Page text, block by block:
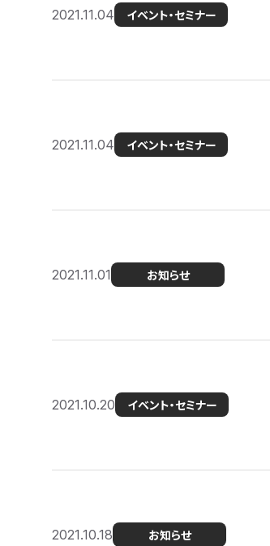
2021.11.04 イベント・セミナー
2021.11.04 イベント・セミナー
2021.11.01 お知らせ
2021.10.20 イベント・セミナー
2021.10.18 お知らせ